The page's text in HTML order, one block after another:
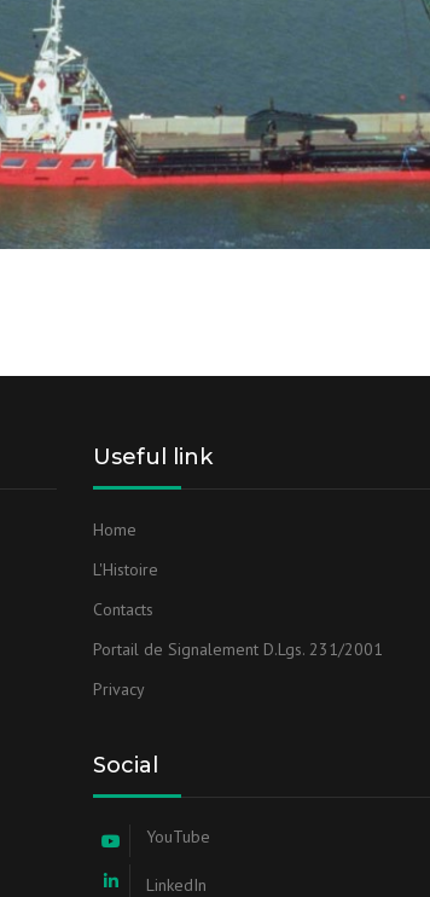
Useful link
Home
L'Histoire
Contacts
Portail de Signalement D.Lgs. 231/2001
Privacy
Social
YouTube
LinkedIn